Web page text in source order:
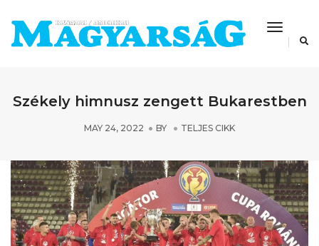
Toggle
Székely himnusz zengett Bukarestben
MAY 24, 2022 BY TELJES CIKK